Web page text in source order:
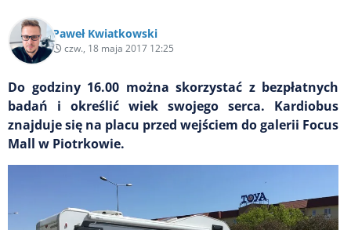
Paweł Kwiatkowski
czw., 18 maja 2017 12:25
Do godziny 16.00 można skorzystać z bezpłatnych
badań i określić wiek swojego serca. Kardiobus
znajduje się na placu przed wejściem do galerii Focus
Mall w Piotrkowie.